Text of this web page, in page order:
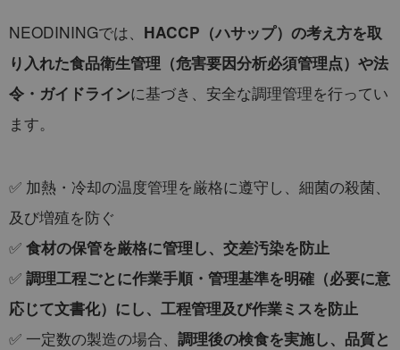
NEODININGでは、 HACCP（ハサップ）の考え方を取
り入れた食品衛生管理（危害要因分析必須管理点）や法
令・ガイドラインに基づき、安全な調理管理を行ってい
ます。
✅ 加熱・冷却の温度管理を厳格に遵守し、細菌の殺菌、
及び増殖を防ぐ
✅ 食材の保管を厳格に管理し、交差汚染を防止
✅ 調理工程ごとに作業手順・管理基準を明確（必要に意
応じて文書化）にし、工程管理及び作業ミスを防止
✅ 一定数の製造の場合、 調理後の検食を実施し、品質と